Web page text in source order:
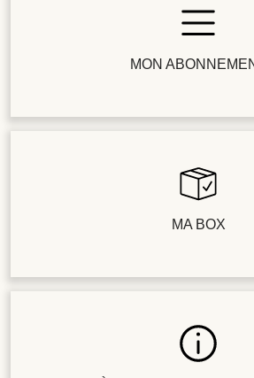
MON
MA BOX